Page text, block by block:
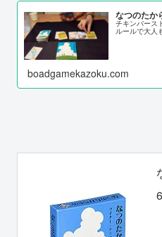
なつのたか
チキンバース
ルールで大人
boadgamekazoku.com